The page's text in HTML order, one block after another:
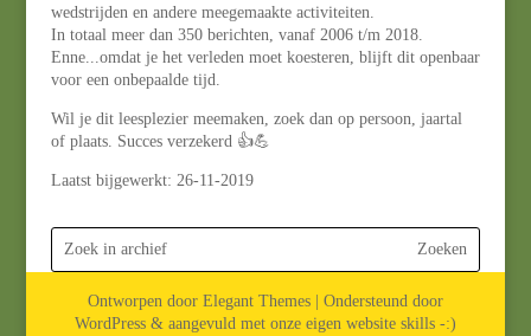
wedstrijden en andere meegemaakte activiteiten.
In totaal meer dan 350 berichten, vanaf 2006 t/m 2018.
Enne...omdat je het verleden moet koesteren, blijft dit openbaar
voor een onbepaalde tijd.
Wil je dit leesplezier meemaken, zoek dan op persoon, jaartal
of plaats. Succes verzekerd 👍💪
Laatst bijgewerkt: 26-11-2019
Ontworpen door Elegant Themes | Ondersteund door
WordPress & aangevuld met onze eigen website skills -:)